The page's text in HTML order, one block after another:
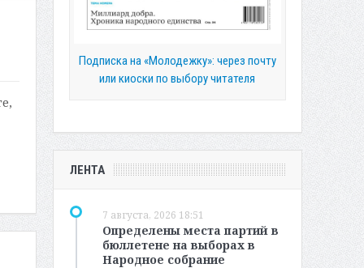
Подписка на «Молодежку»: через почту
или киоски по выбору читателя
ЛЕНТА
7 августа, 2026 18:51
Определены места партий в
бюллетене на выборах в
Народное собрание